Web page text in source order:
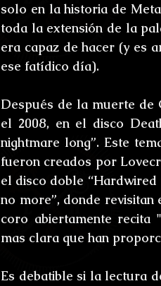
solo en la historia de
toda la extensión de la
era capaz de hacer (y es
ese fatídico día).
Después de la muerte de
el 2008, en el disco
nightmare long”. Este
fueron creados por
el disco doble
no more”, donde
coro abiertamente recita
mas clara que han
Es debatible si la lectura